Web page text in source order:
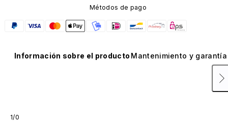
Métodos de pago
Información sobre el producto Mantenimiento y garantía
1/0